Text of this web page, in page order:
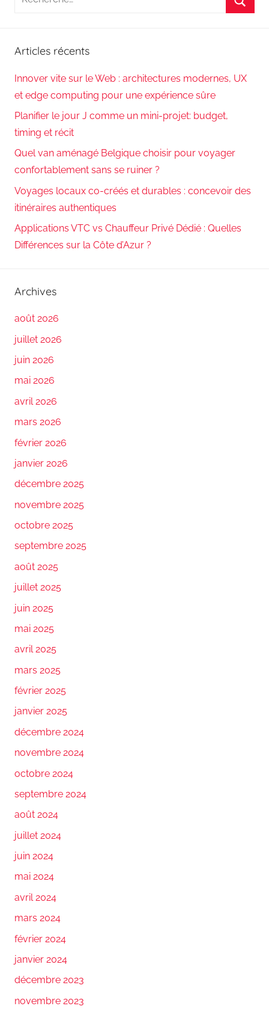
Articles récents
Innover vite sur le Web : architectures modernes, UX
et edge computing pour une expérience sûre
Planifier le jour J comme un mini-projet: budget,
timing et récit
Quel van aménagé Belgique choisir pour voyager
confortablement sans se ruiner ?
Voyages locaux co-créés et durables : concevoir des
itinéraires authentiques
Applications VTC vs Chauffeur Privé Dédié : Quelles
Différences sur la Côte d’Azur ?
Archives
août 2026
juillet 2026
juin 2026
mai 2026
avril 2026
mars 2026
février 2026
janvier 2026
décembre 2025
novembre 2025
octobre 2025
septembre 2025
août 2025
juillet 2025
juin 2025
mai 2025
avril 2025
mars 2025
février 2025
janvier 2025
décembre 2024
novembre 2024
octobre 2024
septembre 2024
août 2024
juillet 2024
juin 2024
mai 2024
avril 2024
mars 2024
février 2024
janvier 2024
décembre 2023
novembre 2023